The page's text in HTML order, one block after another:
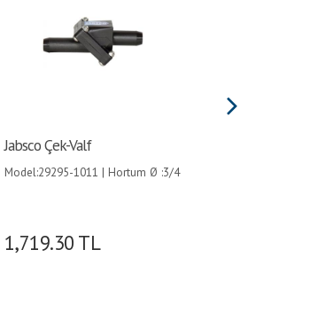
Jabsco Çek-Valf
Model:29295-1011 | Hortum Ø :3/4
1,719.30 TL